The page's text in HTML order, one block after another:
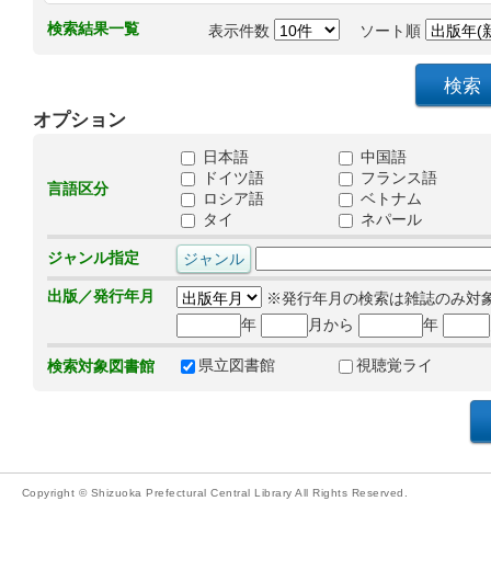
検索結果一覧 表示件数 ソート順
オプション
言語区分
日本語
中国語
ドイツ語
フランス語
ロシア語
ベトナム
タイ
ネパール
ジャンル指定
出版／発行年月
※発行年月の検索は雑誌のみ対
年
月から 年
検索対象図書館 県立図書館 視聴覚ライ
Copyright © Shizuoka Prefectural Central Library All Rights Reserved.